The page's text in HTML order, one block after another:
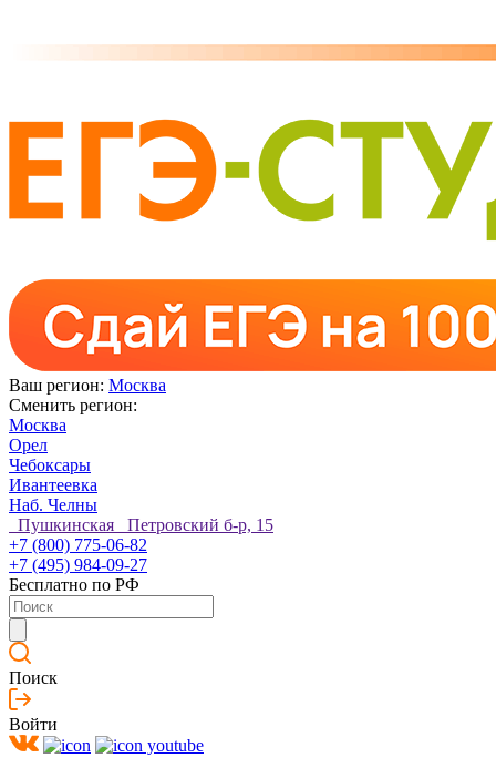
Ваш регион: Москва
Сменить регион:
Москва
Орел
Чебоксары
Ивантеевка
Наб. Челны
Пушкинская Петровский б-р, 15
+7 (800) 775-06-82
+7 (495) 984-09-27
Бесплатно по РФ
Поиск
Войти